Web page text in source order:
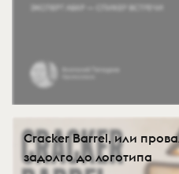
Cracker Barrel, или
задолго до логотипа